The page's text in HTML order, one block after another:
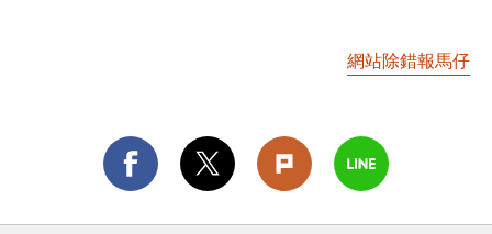
網站除錯報馬仔